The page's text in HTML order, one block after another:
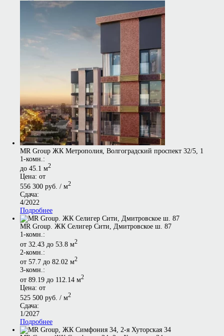
MR Group ЖК Метрополия, Волгоградский проспект 32/5, 1
1-комн.:
до 45.1 м2
Цена: от
556 300 руб. / м2
Сдача:
4/2022
Подробнее
MR Group. ЖК Селигер Сити, Дмитровское ш. 87
1-комн.:
от 32.43 до 53.8 м2
2-комн.:
от 57.7 до 82.02 м2
3-комн.:
от 89.19 до 112.14 м2
Цена: от
525 500 руб. / м2
Сдача:
1/2027
Подробнее